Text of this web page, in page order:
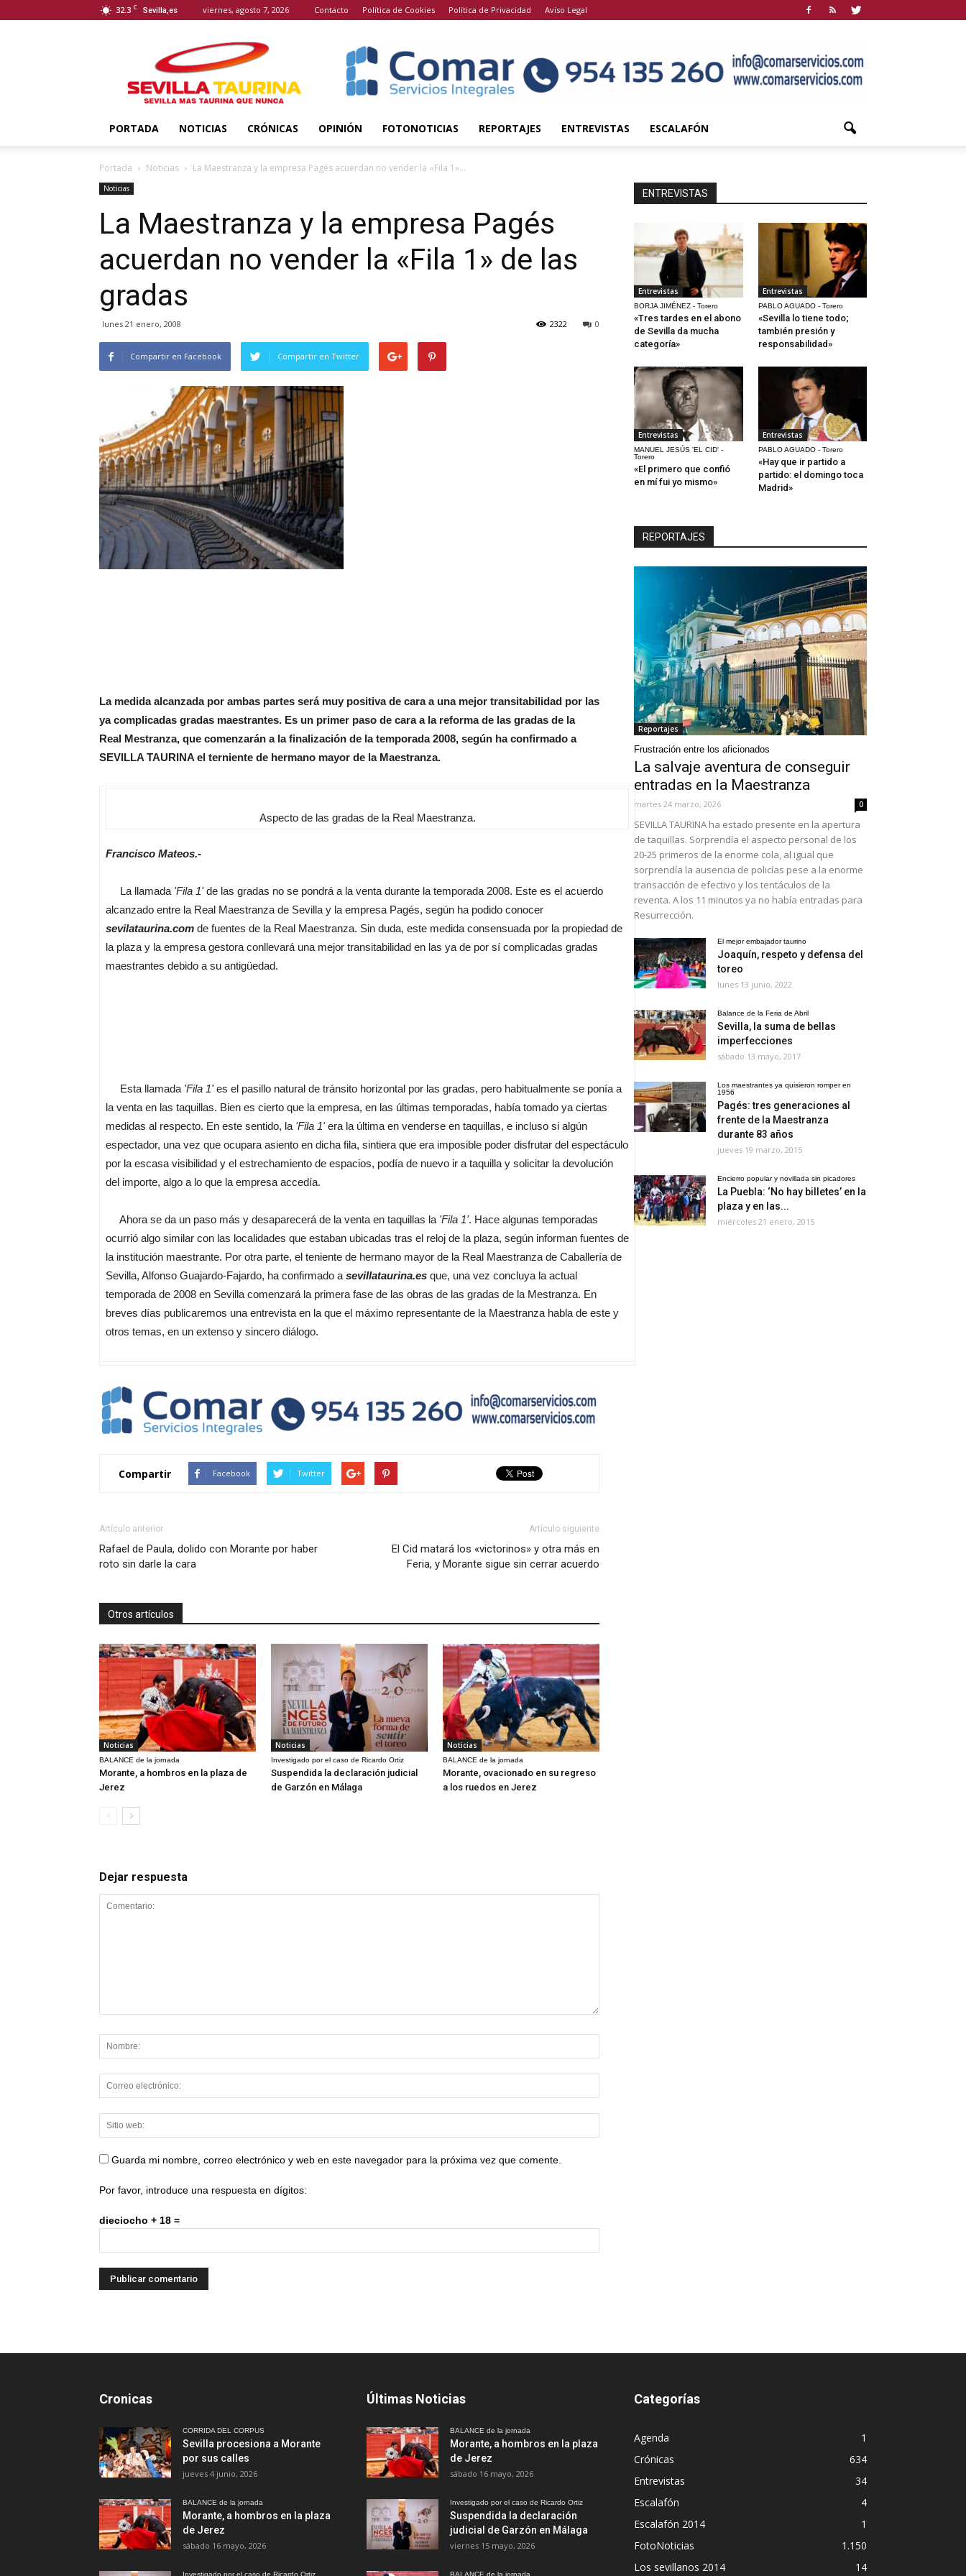
32.3 C Sevilla,es viernes, agosto 7, 2026 Contacto Política de Cookies Política de Privacidad Aviso Legal
Taurina
PORTADA NOTICIAS CRÓNICAS OPINIÓN FOTONOTICIAS REPORTAJES ENTREVISTAS ESCALAFÓN
Portada Noticias La Maestranza y la empresa Pagés acuerdan no vender la «Fila 1»...
Noticias
La Maestranza y la empresa Pagés
acuerdan no vender la «Fila 1» de las
gradas
lunes 21 enero, 2008 0
2322
Compartir en Facebook Compartir en Twitter
La medida alcanzada por ambas partes será muy positiva de cara a una mejor transitabilidad por las
ya complicadas gradas maestrantes. Es un primer paso de cara a la reforma de las gradas de la
Real Mestranza, que comenzarán a la finalización de la temporada 2008, según ha confirmado a
SEVILLA TAURINA el terniente de hermano mayor de la Maestranza.
Aspecto de las gradas de la Real Maestranza.
Francisco Mateos.-
La llamada 'Fila 1'de las gradas no se pondrá a la venta durante la temporada 2008. Este es el acuerdo
alcanzado entre la Real Maestranza de Sevilla y la empresa Pagés, según ha podido conocer
sevilataurina.com de fuentes de la Real Maestranza. Sin duda, este medida consensuada por la propiedad de
la plaza y la empresa gestora conllevará una mejor transitabilidad en las ya de por sí complicadas gradas
maestrantes debido a su antigüedad.
Esta llamada 'Fila 1'es el pasillo natural de tránsito horizontal por las gradas, pero habitualmente se ponía a
la venta en las taquillas. Bien es cierto que la empresa, en las últimas temporadas, había tomado ya ciertas
medidas al respecto. En este sentido, la 'Fila 1'era la última en venderse en taquillas, e incluso si algún
espectador, una vez que ocupara asiento en dicha fila, sintiera que era imposible poder disfrutar del espectáculo
por la escasa visibilidad y el estrechamiento de espacios, podía de nuevo ir a taquilla y solicitar la devolución
del importe, algo a lo que la empresa accedía.
Ahora se da un paso más y desaparecerá de la venta en taquillas la 'Fila 1'. Hace algunas temporadas
ocurrió algo similar con las localidades que estaban ubicadas tras el reloj de la plaza, según informan fuentes de
la institución maestrante. Por otra parte, el teniente de hermano mayor de la Real Maestranza de Caballería de
Sevilla, Alfonso Guajardo-Fajardo, ha confirmado a sevillataurina.es que, una vez concluya la actual
temporada de 2008 en Sevilla comenzará la primera fase de las obras de las gradas de la Mestranza. En
breves días publicaremos una entrevista en la que el máximo representante de la Maestranza habla de este y
otros temas, en un extenso y sincero diálogo.
Compartir Facebook Twitter
Artículo anterior
Rafael de Paula, dolido con Morante por haber
roto sin darle la cara
Artículo siguiente
El Cid matará los «victorinos» y otra más en
Feria, y Morante sigue sin cerrar acuerdo
Otros artículos
Noticias
BALANCE de la jornada
Morante, a hombros en la plaza de
Jerez
Noticias
Investigado por el caso de Ricardo Ortiz
Suspendida la declaración judicial
de Garzón en Málaga
Noticias
BALANCE de la jornada
Morante, ovacionado en su regreso
a los ruedos en Jerez
Dejar respuesta
Guarda mi nombre, correo electrónico y web en este navegador para la próxima vez que comente.
Por favor, introduce una respuesta en dígitos:
dieciocho + 18 =
ENTREVISTAS
Entrevistas
BORJA JIMÉNEZ - Torero
«Tres tardes en el abono
de Sevilla da mucha
categoría»
Entrevistas
PABLO AGUADO - Torero
«Sevilla lo tiene todo;
también presión y
responsabilidad»
Entrevistas
MANUEL JESÚS 'EL CID' -
Torero
«El primero que confió
en mí fui yo mismo»
Entrevistas
PABLO AGUADO - Torero
«Hay que ir partido a
partido: el domingo toca
Madrid»
REPORTAJES
Reportajes
Frustración entre los aficionados
La salvaje aventura de conseguir
entradas en la Maestranza
martes 24 marzo, 2026 0
SEVILLA TAURINA ha estado presente en la apertura
de taquillas. Sorprendía el aspecto personal de los
20-25 primeros de la enorme cola, al igual que
sorprendía la ausencia de policías pese a la enorme
transacción de efectivo y los tentáculos de la
reventa. A los 11 minutos ya no había entradas para
Resurrección.
El mejor embajador taurino
Joaquín, respeto y defensa del
toreo
lunes 13 junio, 2022
Balance de la Feria de Abril
Sevilla, la suma de bellas
imperfecciones
sábado 13 mayo, 2017
Los maestrantes ya quisieron romper en
1956
Pagés: tres generaciones al
frente de la Maestranza
durante 83 años
jueves 19 marzo, 2015
Encierro popular y novillada sin picadores
La Puebla: ‘No hay billetes’ en la
plaza y en las...
miércoles 21 enero, 2015
Cronicas
CORRIDA DEL CORPUS
Sevilla procesiona a Morante
por sus calles
jueves 4 junio, 2026
BALANCE de la jornada
Morante, a hombros en la plaza
de Jerez
sábado 16 mayo, 2026
Investigado por el caso de Ricardo Ortiz
Últimas Noticias
BALANCE de la jornada
Morante, a hombros en la plaza
de Jerez
sábado 16 mayo, 2026
Investigado por el caso de Ricardo Ortiz
Suspendida la declaración
judicial de Garzón en Málaga
viernes 15 mayo, 2026
BALANCE de la jornada
Categorías
Agenda
1
Crónicas
634
Entrevistas
34
Escalafón
4
Escalafón 2014
1
FotoNoticias
1.150
Los sevillanos 2014
14